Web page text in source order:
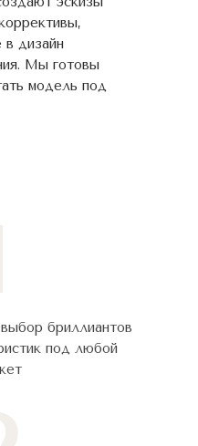
дизайн
Мы готовы
модель под
бриллиантов
под любой